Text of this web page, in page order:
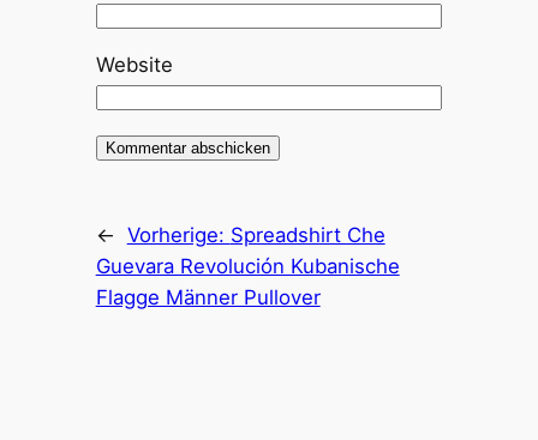
Website
← Vorherige: Spreadshirt Che
Guevara Revolución Kubanische
Flagge Männer Pullover